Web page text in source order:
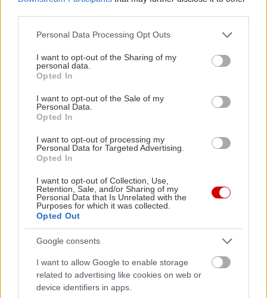
Please note that this website/app uses one or more Google
not limited to your visit or usage behaviour. You may click to
grant or deny consent to Google and its third-party tags to
use your data for below specified purposes in below Google
consent section.
Personal Data Processing Opt Outs
I want to opt-out of the Sharing of my
personal data.
Opted In
I want to opt-out of the Sale of my
Personal Data.
Opted In
I want to opt-out of processing my
Personal Data for Targeted Advertising.
Opted In
I want to opt-out of Collection, Use,
Retention, Sale, and/or Sharing of my
Personal Data that Is Unrelated with the
Purposes for which it was collected.
Opted Out
Google consents
I want to allow Google to enable storage
related to advertising like cookies on web or
device identifiers in apps.
και διηγείται ένα όνειρό του: μία
Αναφέρεται ωςτο πρώτο κείμενο στη νέα
ελληνική γλώσσα που
αντιδιαστολή με τη μονιμότητα του θανάτου και
της λήθης.
Ιδωμένη κάτω από αυτό το πρίσμα, η σύνθεση του
με τα ανατολικά στοιχεία, μιας και είναι εμφανείς
οι επιρροές από τη βυζαντινή μουσική αλλά και
την ελληνική παραδοσιακή. Σημαντική είναι η
συμβολή του ερμηνευτή, που στη συναυλία του
Μεγάρου είναι ο τενόρος Γιάννης Τσιοτσιόπουλος
(φωτό).